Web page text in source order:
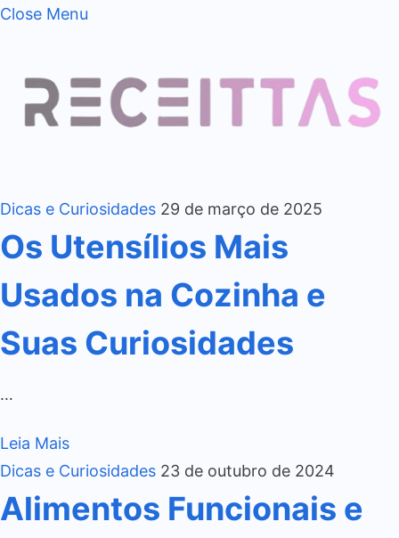
Close Menu
Dicas e Curiosidades 29 de março de 2025
Os Utensílios Mais
Usados na Cozinha e
Suas Curiosidades
…
Leia Mais
Dicas e Curiosidades 23 de outubro de 2024
Alimentos Funcionais e